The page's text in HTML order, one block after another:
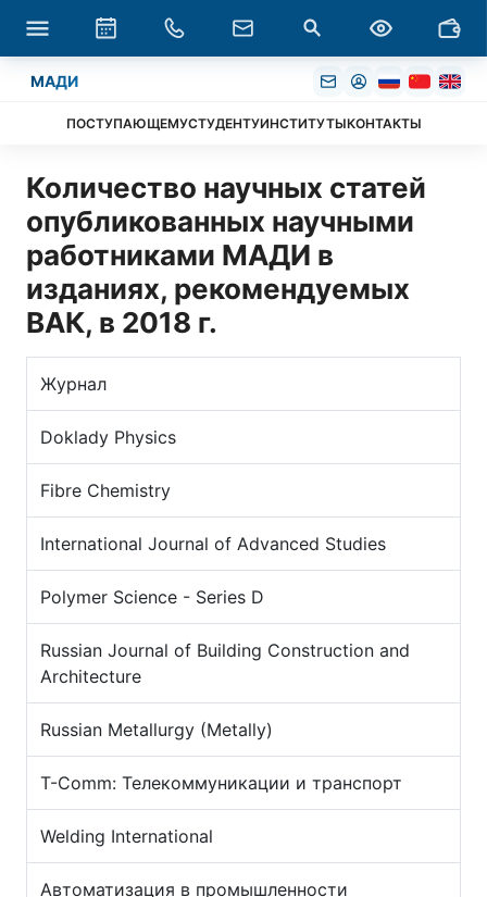
МАДИ
ПОСТУПАЮЩЕМУСТУДЕНТУИНСТИТУТЫКОНТАКТЫ
Количество научных статей
опубликованных научными
работниками МАДИ в
изданиях, рекомендуемых
ВАК, в 2018 г.
Журнал
Doklady Physics
Fibre Chemistry
International Journal of Advanced Studies
Polymer Science - Series D
Russian Journal of Building Construction and
Architecture
Russian Metallurgy (Metally)
T-Comm: Телекоммуникации и транспорт
Welding International
Автоматизация в промышленности